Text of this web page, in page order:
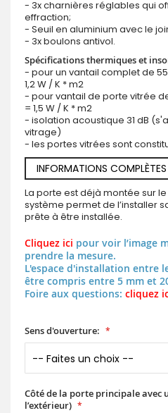
- 3x charnières réglables qui
effraction;
- Seuil en aluminium avec le
- 3x boulons antivol.
Spécifications thermiques et
- pour un vantail complet de
1,2 W / K * m2
- pour vantail de porte vitrée
= 1,5 W / K * m2
- isolation acoustique 31 dB
vitrage)
- les portes vitrées sont
INFORMATIONS
La porte est déjà montée sur
système permet de l’installer
prête à être installée.
Cliquez ici pour voir l’image
prendre la mesure.
L'espace d'installation entre
être compris entre 5 mm et
Foire aux questions: cliquez
Sens d'ouverture:
Côté de la porte principale avec
l’extérieur)